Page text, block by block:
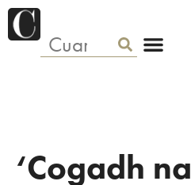
‘Cogadh na